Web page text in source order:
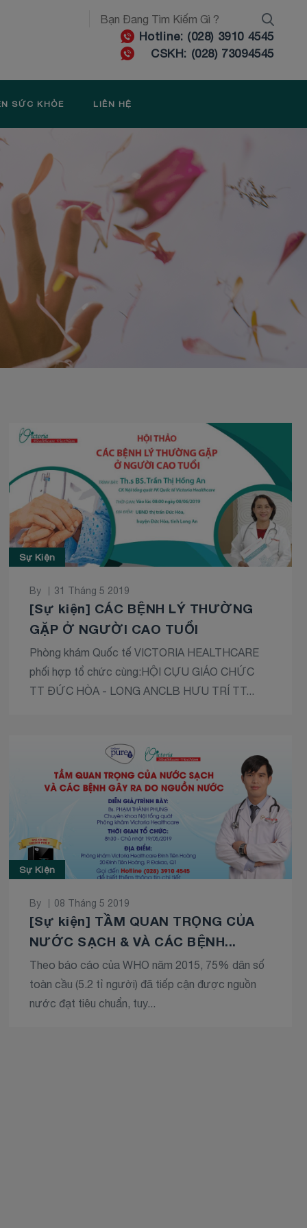
Hotline: (028) 3910 4545
CSKH: (028) 73094545
SỨC KHỎE LIÊN HỆ
Sự Kiện
By 31 Tháng 5 2019
[Sự kiện] CÁC BỆNH LÝ THƯỜNG
GẶP Ở NGƯỜI CAO TUỔI
Phòng khám Quốc tế VICTORIA HEALTHCARE
phối hợp tổ chức cùng:HỘI CỰU GIÁO CHỨC
TT ĐỨC HÒA - LONG ANCLB HƯU TRÍ TT...
Sự Kiện
By 08 Tháng 5 2019
[Sự kiện] TẦM QUAN TRỌNG CỦA
NƯỚC SẠCH & VÀ CÁC BỆNH...
Theo báo cáo của WHO năm 2015, 75% dân số
toàn cầu (5.2 tỉ người) đã tiếp cận được nguồn
nước đạt tiêu chuẩn, tuy...